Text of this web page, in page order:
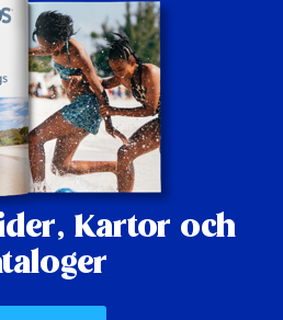
Kartor och